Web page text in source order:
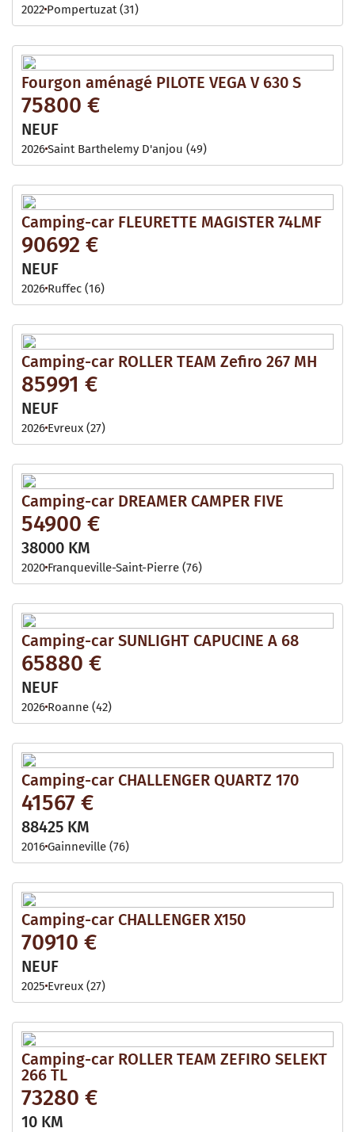
2022 Pompertuzat (31)
Fourgon aménagé PILOTE VEGA V 630 S
75800 €
NEUF
2026Saint Barthelemy D'anjou (49)
Camping-car FLEURETTE MAGISTER 74LMF
90692 €
NEUF
2026 Ruffec (16)
Camping-car ROLLER TEAM Zefiro 267 MH
85991 €
NEUF
2026 Evreux (27)
Camping-car DREAMER CAMPER FIVE
54900 €
38000 KM
2020 Franqueville-Saint-Pierre (76)
Camping-car SUNLIGHT CAPUCINE A 68
65880 €
NEUF
2026 Roanne (42)
Camping-car CHALLENGER QUARTZ 170
41567 €
88425 KM
2016Gainneville (76)
Camping-car CHALLENGER X150
70910 €
NEUF
2025 Evreux (27)
Camping-car ROLLER TEAM ZEFIRO SELEKT
266 TL
73280 €
10 KM